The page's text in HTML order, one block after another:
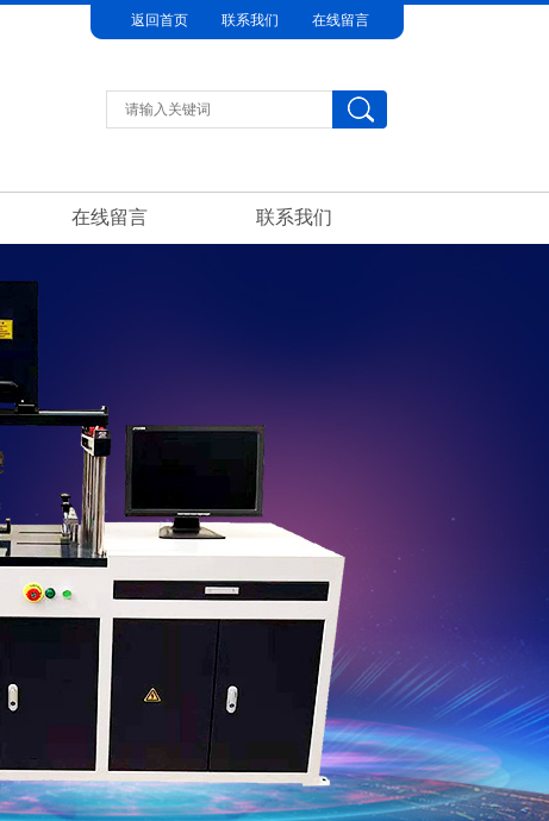
返回首页 联系我们 在线留言
在线留言 联系我们